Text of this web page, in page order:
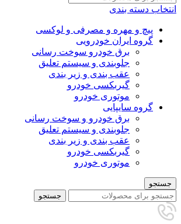
انتخاب دسته بندی
پیچ و مهره و مصرفی و لوکسی
گروه ایران خودرویی
برق خودرو سوخت رسانی
جلوبندی و سیستم تعلیق
عقب بندی و زیر بندی
گیربکسی خودرو
موتوری خودرو
گروه سایپایی
برق خودرو و سوخت رسانی
جلوبندی و سیستم تعلیق
عقب بندی و زیر بندی
گیربکسی خودرو
موتوری خودرو
جستجو
جستجو